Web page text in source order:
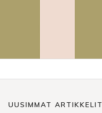
UUSIMMAT ARTIKKELIT